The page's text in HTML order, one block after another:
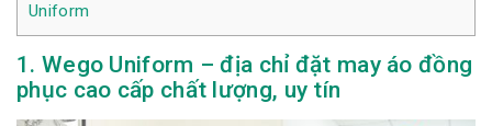
Uniform
1. Wego Uniform – địa chỉ đặt may áo đồng
phục cao cấp chất lượng, uy tín